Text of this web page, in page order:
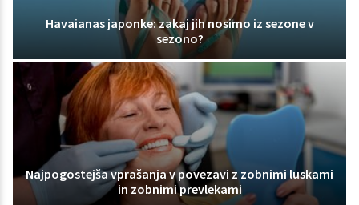
Havaianas japonke: zakaj jih nosimo iz sezone v
sezono?
Najpogostejša vprašanja v povezavi z zobnimi luskami
in zobnimi prevlekami